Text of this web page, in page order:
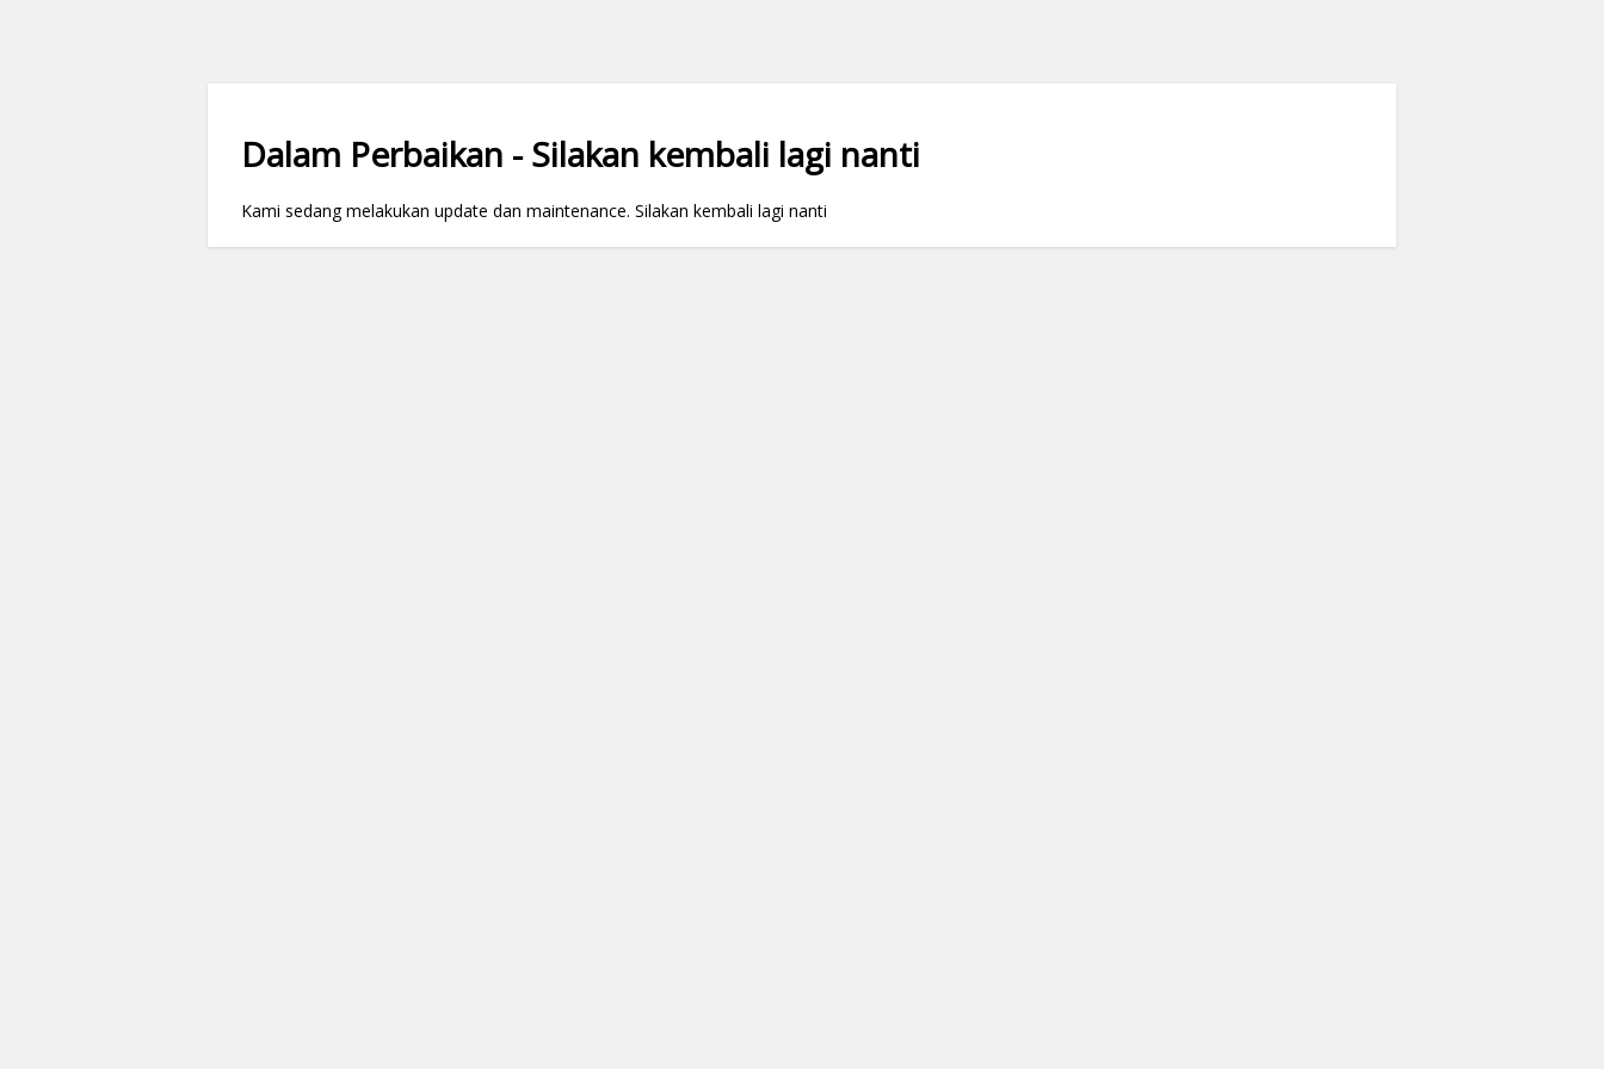
Dalam Perbaikan - Silakan kembali lagi nanti
Kami sedang melakukan update dan maintenance. Silakan kembali lagi nanti